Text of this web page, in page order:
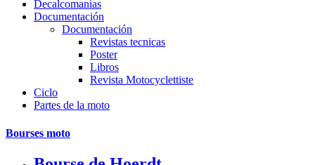
Decalcomanias
Documentación
Documentación
Revistas tecnicas
Poster
Libros
Revista Motocyclettiste
Ciclo
Partes de la moto
Bourses moto